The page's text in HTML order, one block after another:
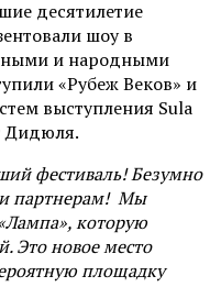
десятилетие
шоу в
и народными
«Рубеж Веков» и
выступления Sula
Дидюля.
фестиваль! Безумно
и партнерам! Мы
которую
Это новое место
площадку